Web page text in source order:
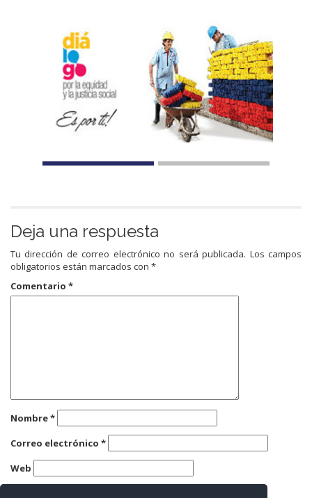
Deja una respuesta
Tu dirección de correo electrónico no será publicada. Los campos
obligatorios están marcados con *
Comentario *
Nombre*
Correo electrónico *
Web